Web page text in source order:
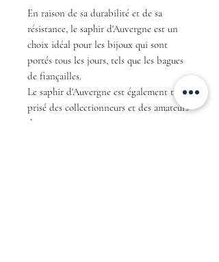
En raison de sa durabilité et de sa
résistance, le saphir d'Auvergne est un
choix idéal pour les bijoux qui sont
portés tous les jours, tels que les bagues
de fiançailles.
Le saphir d'Auvergne est également très
prisé des collectionneurs et des amateurs
de pierres rares.